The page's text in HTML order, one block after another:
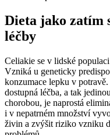
Dieta jako zatím
léčby
Celiakie se v lidské
Vzniká u geneticky
konzumace lepku v
dostupná léčba, a tak
chorobou, je naprostá
i v nepatrném množství
živin a zvýšit riziko vzniku